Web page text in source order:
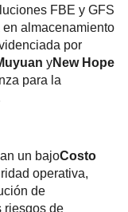
FBE y GFS
almacenamiento
por
yNew Hope
para la
un bajoCosto
operativa,
de
riesgos de